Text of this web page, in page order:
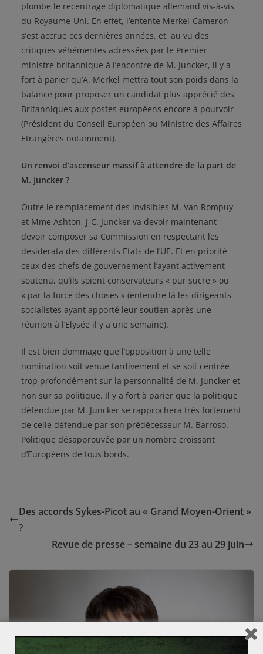
plombe le recentrage diplomatique allemand vis-à-vis
du Royaume-Uni. En effet, l’entente Merkel-Cameron
s’est accrue ces dernières années, et, au vu des
critiques véhémentes adressées par le Premier
ministre britannique à l’encontre de M. Juncker, il y a
fort à parier qu’A. Merkel mettra tout son poids dans la
balance pour proposer un candidat plus apprécié des
Britanniques aux postes européens encore à pourvoir
(Président du Conseil Européen ou Ministre des Affaires
Etrangères notamment).
Un renvoi d’ascenseur massif à attendre de la part de
M. Juncker ?
Outre le remplacement des invisibles M. Van Rompuy
et Mme Ashton, J-C. Juncker va devoir maintenant
devoir composer sa Commission en respectant les
desiderata des différents Etats de l’UE. Et en priorité
ceux des chefs de gouvernement l’ayant activement
soutenu, qu’ils soient conservateurs « pur sucre » ou
« par la force des choses » (entendre là les dirigeants
socialistes ayant apporté leur soutien après une
réunion à l’Elysée il y a une semaine).
Il est bien dommage que l’opposition à une telle
nomination soit venue tardivement et se soit centrée
trop profondément sur la personnalité de M. Juncker et
non sur sa politique. Il y a fort à parier que la politique
défendue par M. Juncker se rapprochera très fortement
de celle défendue par son prédécesseur M. Barroso.
Politique désapprouvée par un nombre croissant
d’Européens de tous bords.
Des accords Sykes-Picot au « Grand Moyen-Orient »
?
Revue de presse – semaine du 23 au 29 juin